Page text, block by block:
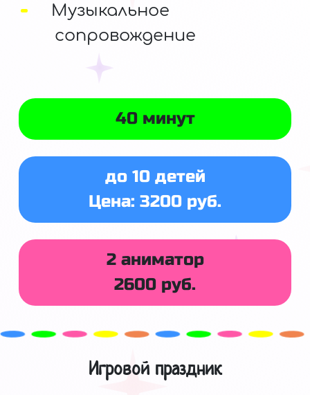
Музыкальное
сопровождение
40 минут
до 10 детей
Цена: 3200 руб.
2 аниматор
2600 руб.
Игровой праздник